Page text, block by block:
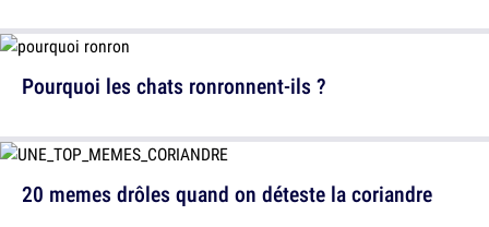
20 memes drôles quand on déteste la coriandre
Pourquoi les chats ronronnent-ils ?